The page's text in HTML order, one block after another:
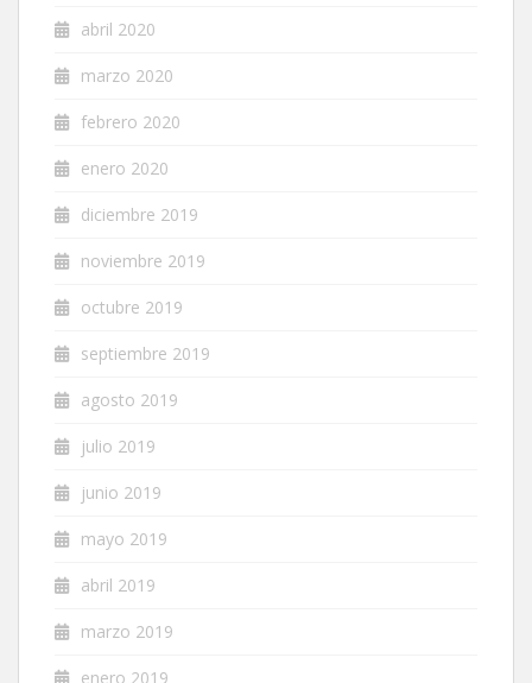
abril 2020
marzo 2020
febrero 2020
enero 2020
diciembre 2019
noviembre 2019
octubre 2019
septiembre 2019
agosto 2019
julio 2019
junio 2019
mayo 2019
abril 2019
marzo 2019
enero 2019